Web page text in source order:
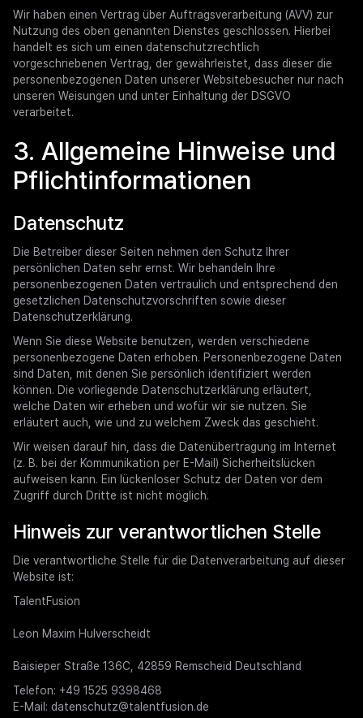
Wir haben einen Vertrag über Auftragsverarbeitung (AVV) zur
Nutzung des oben genannten Dienstes geschlossen. Hierbei
handelt es sich um einen datenschutzrechtlich
vorgeschriebenen Vertrag, der gewährleistet, dass dieser die
personenbezogenen Daten unserer Websitebesucher nur nach
unseren Weisungen und unter Einhaltung der DSGVO
verarbeitet.
3. Allgemeine Hinweise und
Pflicht­informationen
Datenschutz
Die Betreiber dieser Seiten nehmen den Schutz Ihrer
persönlichen Daten sehr ernst. Wir behandeln Ihre
personenbezogenen Daten vertraulich und entsprechend den
gesetzlichen Datenschutzvorschriften sowie dieser
Datenschutzerklärung.
Wenn Sie diese Website benutzen, werden verschiedene
personenbezogene Daten erhoben. Personenbezogene Daten
sind Daten, mit denen Sie persönlich identifiziert werden
können. Die vorliegende Datenschutzerklärung erläutert,
welche Daten wir erheben und wofür wir sie nutzen. Sie
erläutert auch, wie und zu welchem Zweck das geschieht.
Wir weisen darauf hin, dass die Datenübertragung im Internet
(z. B. bei der Kommunikation per E-Mail) Sicherheitslücken
aufweisen kann. Ein lückenloser Schutz der Daten vor dem
Zugriff durch Dritte ist nicht möglich.
Hinweis zur verantwortlichen Stelle
Die verantwortliche Stelle für die Datenverarbeitung auf dieser
Website ist:
TalentFusion
Leon Maxim Hulverscheidt
Baisieper Straße 136C, 42859 Remscheid Deutschland
Telefon: +49 1525 9398468
E-Mail: datenschutz@talentfusion.de